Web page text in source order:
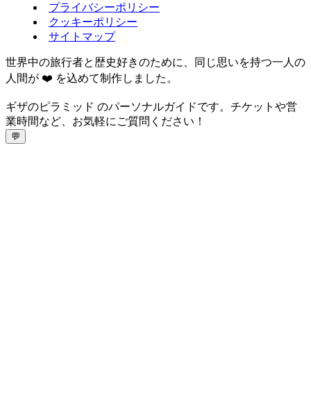
プライバシーポリシー
クッキーポリシー
サイトマップ
世界中の旅行者と歴史好きのために、同じ思いを持つ一人の
人間が ❤️ を込めて制作しました。
ギザのピラミッド のパーソナルガイドです。チケットや営
業時間など、お気軽にご質問ください！
💬